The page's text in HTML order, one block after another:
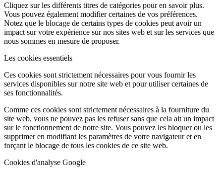
Cliquez sur les différents titres de catégories pour en savoir plus.
Vous pouvez également modifier certaines de vos préférences.
Notez que le blocage de certains types de cookies peut avoir un
impact sur votre expérience sur nos sites web et sur les services que
nous sommes en mesure de proposer.
Les cookies essentiels
Ces cookies sont strictement nécessaires pour vous fournir les
services disponibles sur notre site web et pour utiliser certaines de
ses fonctionnalités.
Comme ces cookies sont strictement nécessaires à la fourniture du
site web, vous ne pouvez pas les refuser sans que cela ait un impact
sur le fonctionnement de notre site. Vous pouvez les bloquer ou les
supprimer en modifiant les paramètres de votre navigateur et en
forçant le blocage de tous les cookies de ce site web.
Cookies d'analyse Google